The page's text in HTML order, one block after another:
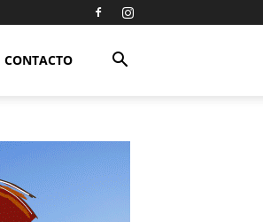
CONTACTO